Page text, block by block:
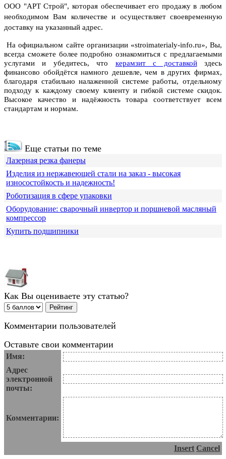
ООО "АРТ Строй", которая обеспечивает его продажу в любом
необходимом Вам количестве и осуществляет своевременную
доставку на указанный адрес.
На официальном сайте организации «stroimaterialy-info.ru», Вы,
всегда сможете более подробно ознакомиться с предлагаемыми
услугами и убедитесь, что керамзит с доставкойздесь
финансово обойдётся намного дешевле, чем в других фирмах,
благодаря стабильно налаженной системе работы, отдельному
подходу к каждому своему клиенту и гибкой системе скидок.
Высокое качество и надёжность товара соответствует всем
стандартам и нормам.
Еще статьи по теме
Лазерная резка фанеры
Изделия из нержавеющей стали на заказ - высокая
износостойкость и надежность!
Роботизация в сфере упаковки
Оборудование: сварочный инвертор и поршневой масляный
компрессор
Купить подшипники
Как Вы оцениваете эту статью?
Комментарии пользователей
Оставьте свои комментарии
Имя:
Адрес
электронной
почты:
Комментарии:
Insert Cancel